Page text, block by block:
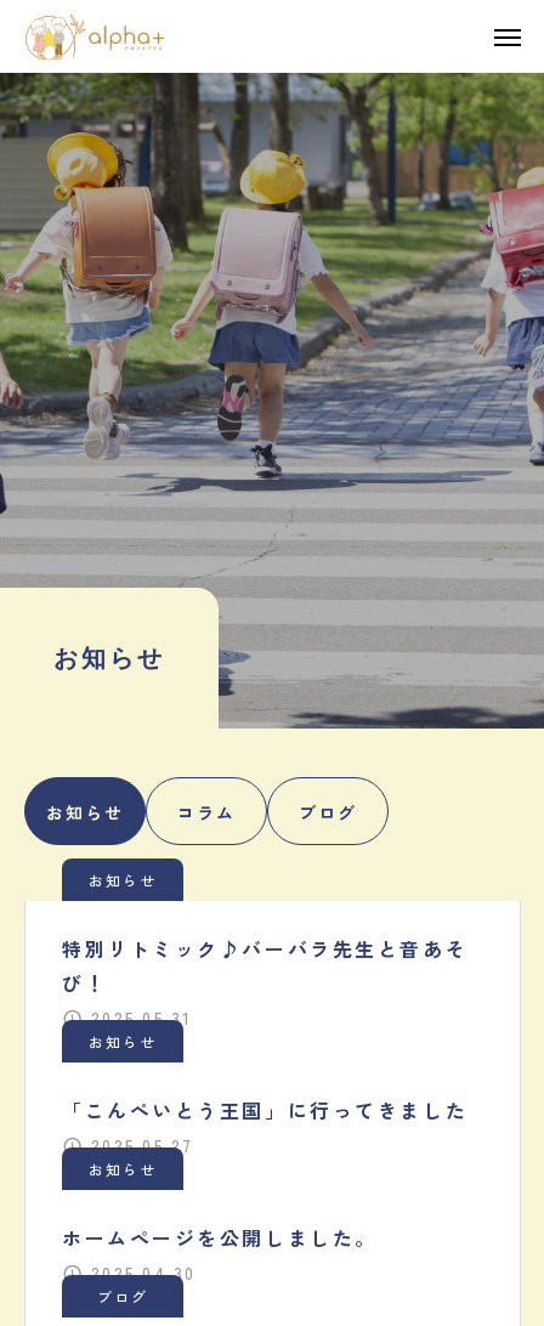
お知らせ
お知らせ コラム ブログ
お知らせ
特別リトミック♪バーバラ先生と音あそ
び！
2025.05.31
お知らせ
「こんぺいとう王国」に行ってきました
2025.05.27
お知らせ
ホームページを公開しました。
2025.04.30
ブログ